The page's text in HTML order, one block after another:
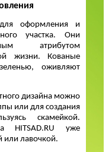
оформления и
участка. Они
атрибутом
жизни. Кованые
оживляют
дизайна можно
или для создания
скамейкой.
HITSAD.RU уже
или лавочкой.